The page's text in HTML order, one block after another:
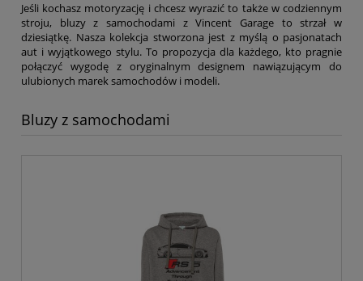
Jeśli kochasz motoryzację i chcesz wyrazić to także w codziennym
stroju, bluzy z samochodami z Vincent Garage to strzał w
dziesiątkę. Nasza kolekcja stworzona jest z myślą o pasjonatach
aut i wyjątkowego stylu. To propozycja dla każdego, kto pragnie
połączyć wygodę z oryginalnym designem nawiązującym do
ulubionych marek samochodów i modeli.
Bluzy z samochodami